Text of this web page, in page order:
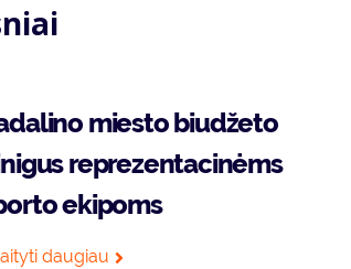
miesto biudžeto
reprezentacinėms
ekipoms
daugiau